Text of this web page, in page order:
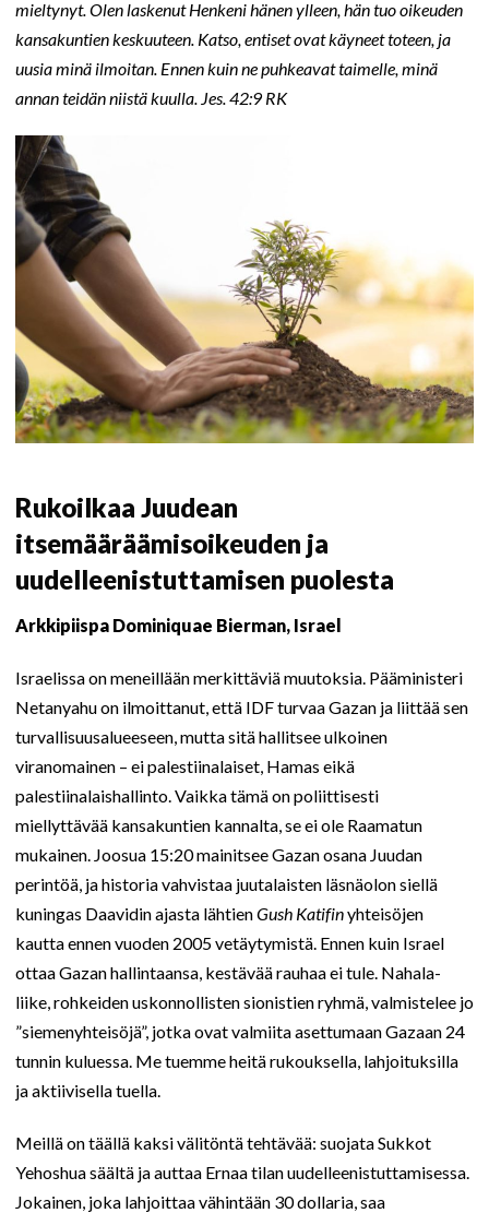
mieltynyt. Olen laskenut Henkeni hänen ylleen, hän tuo oikeuden
kansakuntien keskuuteen. Katso, entiset ovat käyneet toteen, ja
uusia minä ilmoitan. Ennen kuin ne puhkeavat taimelle, minä
annan teidän niistä kuulla. Jes. 42:9 RK
Rukoilkaa Juudean
itsemääräämisoikeuden ja
uudelleenistuttamisen puolesta
Arkkipiispa Dominiquae Bierman, Israel
Israelissa on meneillään merkittäviä muutoksia. Pääministeri
Netanyahu on ilmoittanut, että IDF turvaa Gazan ja liittää sen
turvallisuusalueeseen, mutta sitä hallitsee ulkoinen
viranomainen – ei palestiinalaiset, Hamas eikä
palestiinalaishallinto. Vaikka tämä on poliittisesti
miellyttävää kansakuntien kannalta, se ei ole Raamatun
mukainen. Joosua 15:20 mainitsee Gazan osana Juudan
perintöä, ja historia vahvistaa juutalaisten läsnäolon siellä
kuningas Daavidin ajasta lähtienGush Katifinyhteisöjen
kautta ennen vuoden 2005 vetäytymistä. Ennen kuin Israel
ottaa Gazan hallintaansa, kestävää rauhaa ei tule. Nahala-
liike, rohkeiden uskonnollisten sionistien ryhmä, valmistelee jo
”siemenyhteisöjä”, jotka ovat valmiita asettumaan Gazaan 24
tunnin kuluessa. Me tuemme heitä rukouksella, lahjoituksilla
ja aktiivisella tuella.
Meillä on täällä kaksi välitöntä tehtävää: suojata Sukkot
Yehoshua säältä ja auttaa Ernaa tilan uudelleenistuttamisessa.
Jokainen, joka lahjoittaa vähintään 30 dollaria, saa